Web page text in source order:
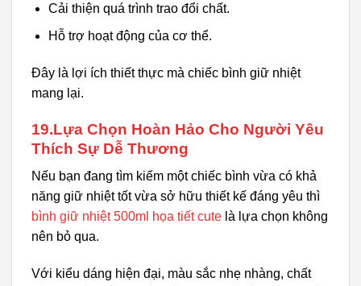
Cải thiện quá trình trao đổi chất.
Hỗ trợ hoạt động của cơ thể.
Đây là lợi ích thiết thực mà chiếc bình giữ nhiệt
mang lại.
19.Lựa Chọn Hoàn Hảo Cho Người Yêu
Thích Sự Dễ Thương
Nếu bạn đang tìm kiếm một chiếc bình vừa có khả
năng giữ nhiệt tốt vừa sở hữu thiết kế đáng yêu thì
bình giữ nhiệt 500ml họa tiết cute là lựa chọn không
nên bỏ qua.
Với kiểu dáng hiện đại, màu sắc nhẹ nhàng, chất